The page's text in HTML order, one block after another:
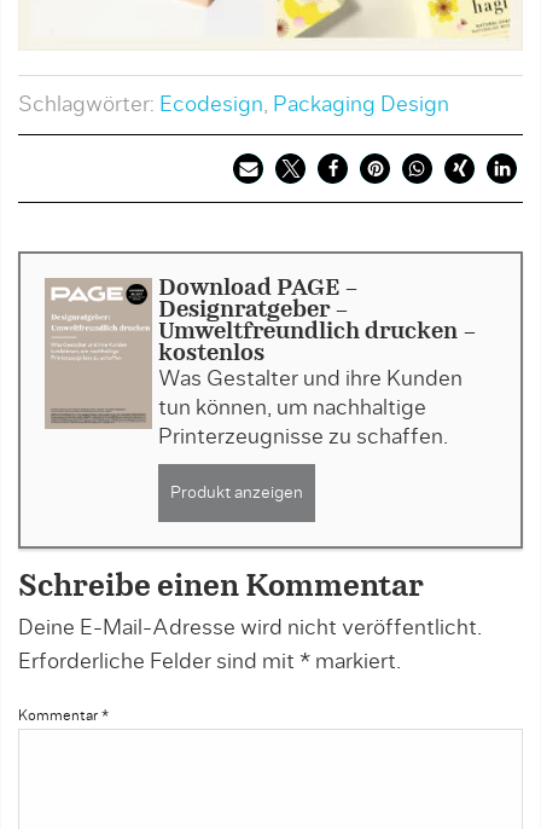
Schlagwörter: Ecodesign, Packaging Design
Download PAGE -
Designratgeber -
Umweltfreundlich drucken -
kostenlos
Was Gestalter und ihre Kunden
tun können, um nachhaltige
Printerzeugnisse zu schaffen.
Produkt anzeigen
Schreibe einen Kommentar
Deine E-Mail-Adresse wird nicht veröffentlicht.
Erforderliche Felder sind mit * markiert.
Kommentar *